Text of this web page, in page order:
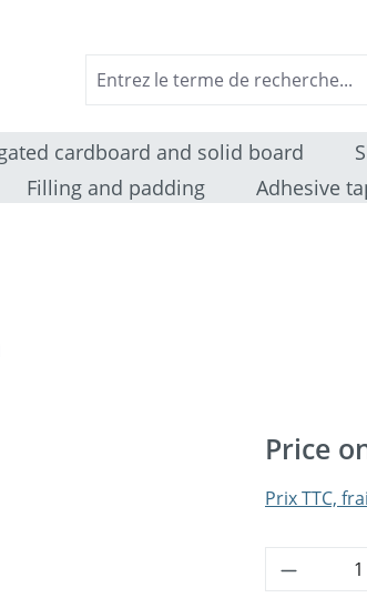
cardboard and solid board
Filling and padding Adhesive
Price
Prix TTC,